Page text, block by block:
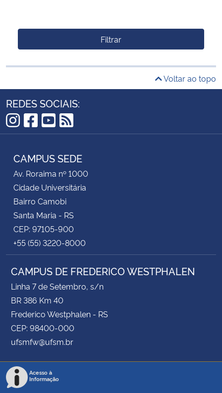
Filtrar
Voltar ao topo
REDES SOCIAIS:
Instagram
Facebook
YouTube
RSS
CAMPUS SEDE
Av. Roraima nº 1000
Cidade Universitária
Bairro Camobi
Santa Maria - RS
CEP: 97105-900
+55 (55) 3220-8000
CAMPUS DE FREDERICO WESTPHALEN
Linha 7 de Setembro, s/n
BR 386 Km 40
Frederico Westphalen - RS
CEP: 98400-000
ufsmfw@ufsm.br
Acesso à
Informação